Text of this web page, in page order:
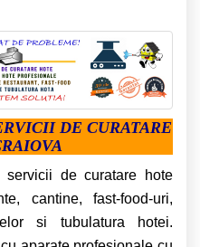
DE CURATARE
de curatare hote
cantine, fast-food-uri,
si tubulatura hotei.